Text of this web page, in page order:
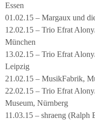
Essen
01.02.15 – Margaux und
12.02.15 – Trio Efrat
München
13.02.15 – Trio Efrat
Leipzig
21.02.15 – MusikFabrik,
22.02.15 – Trio Efrat
Museum, Nürnberg
11.03.15 – shraeng (Ralph